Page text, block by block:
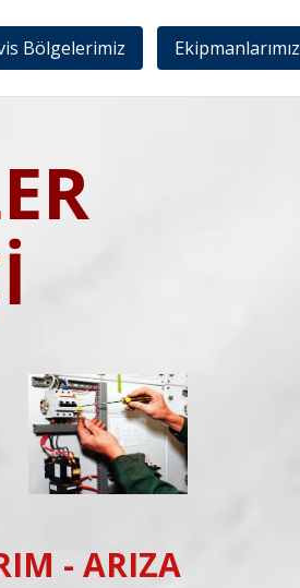
Bölgelerimiz Ekipmanlarımız
- ARIZA